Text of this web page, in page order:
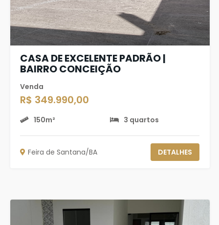
CASA DE EXCELENTE PADRÃO |
BAIRRO CONCEIÇÃO
Venda
R$ 349.990,00
150m² 3 quartos
Feira de Santana/BA DETALHES